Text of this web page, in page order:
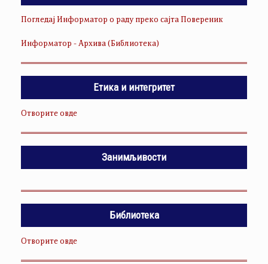
Погледај Информатор о раду преко сајта Повереник
Информатор - Архива (Библиотека)
Етика и интегритет
Отворите овде
Занимљивости
Библиотека
Отворите овде